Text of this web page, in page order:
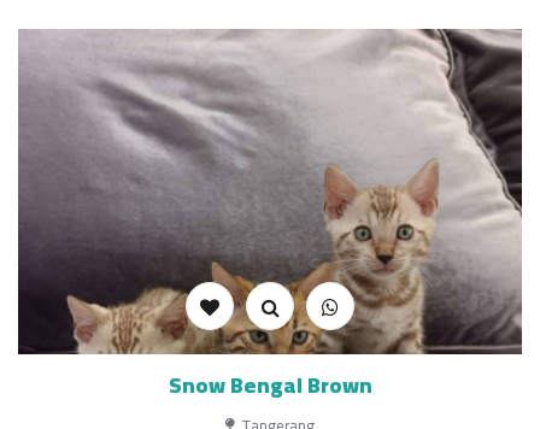
Snow Bengal Brown